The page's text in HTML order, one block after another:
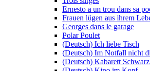
Ernesto a un trou dans sa
Frauen lügen aus ihrem
Georges dans le garage
Polar Poulet
(Deutsch) Ich liebe Tisch
(Deutsch) Im Notfall nicht
(Deutsch) Kabarett